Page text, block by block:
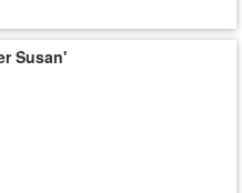
Met de
planten, na de bloei
en woelmuizen.
cm
Susan'